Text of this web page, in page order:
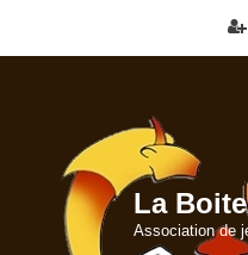
La
Association de